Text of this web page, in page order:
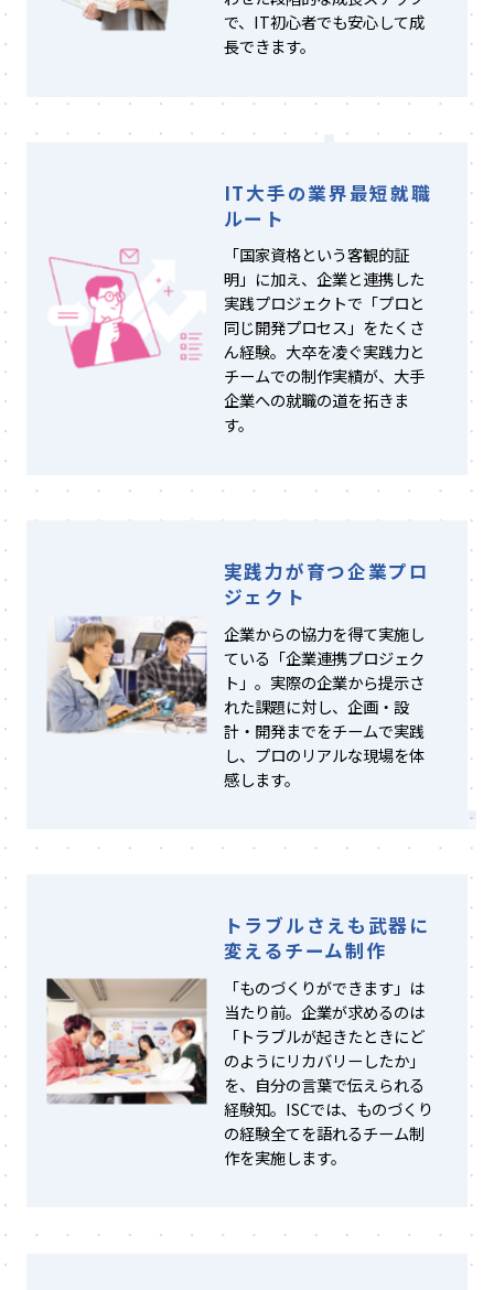
で、IT初心者でも安心して成
長できます。
IT大手の業界最短就職
ルート
「国家資格という客観的証
明」に加え、企業と連携した
実践プロジェクトで「プロと
同じ開発プロセス」をたくさ
ん経験。大卒を凌ぐ実践力と
チームでの制作実績が、大手
企業への就職の道を拓きま
す。
実践力が育つ企業プロ
ジェクト
企業からの協力を得て実施し
ている「企業連携プロジェク
ト」。実際の企業から提示さ
れた課題に対し、企画・設
計・開発までをチームで実践
し、プロのリアルな現場を体
感します。
トラブルさえも武器に
変えるチーム制作
「ものづくりができます」は
当たり前。企業が求めるのは
「トラブルが起きたときにど
のようにリカバリーしたか」
を、自分の言葉で伝えられる
経験知。ISCでは、ものづくり
の経験全てを語れるチーム制
作を実施します。